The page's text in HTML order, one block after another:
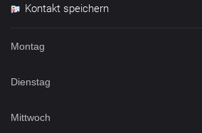
Kontakt speichern
Montag
Dienstag
Mittwoch